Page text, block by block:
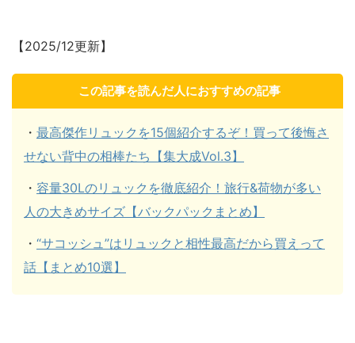
【2025/12更新】
この記事を読んだ人におすすめの記事
・ 最高傑作リュックを15個紹介するぞ！買って後悔さ
せない背中の相棒たち【集大成Vol.3】
・ 容量30Lのリュックを徹底紹介！旅行&荷物が多い
人の大きめサイズ【バックパックまとめ】
・ “サコッシュ”はリュックと相性最高だから買えって
話【まとめ10選】